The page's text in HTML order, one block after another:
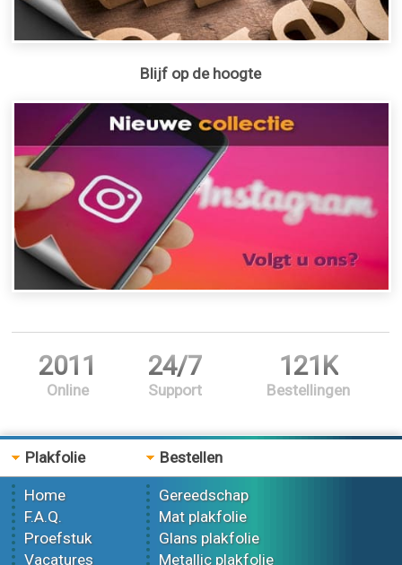
Blijf op de hoogte
2011
Online
24/7
Support
121K
Bestellingen
Plakfolie
Home
F.A.Q.
Proefstuk
Vacatures
Bestellen
Gereedschap
Mat plakfolie
Glans plakfolie
Metallic plakfolie